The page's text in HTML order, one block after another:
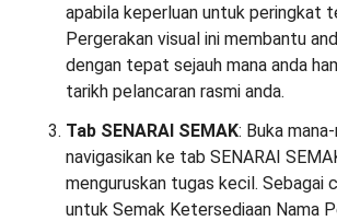
apabila keperluan untuk peringkat
Pergerakan visual ini membantu
dengan tepat sejauh mana anda
tarikh pelancaran rasmi anda.
Tab SENARAI SEMAK: Buka
navigasikan ke tab SENARAI
menguruskan tugas kecil. Sebagai
untuk Semak Ketersediaan Nama